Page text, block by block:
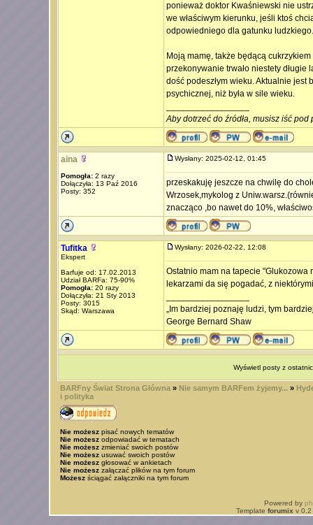
ponieważ doktor Kwaśniewski nie
we właściwym kierunku, jeśli ktoś
odpowiedniego dla gatunku ludzkiego.
Moją mamę, także będącą
przekonywanie trwało niestety długie
dość podeszłym wieku. Aktualnie jest
psychicznej, niż była w sile wieku.
Aby dotrzeć do źródła, musisz iść pod
aina
Pomogła:2 razy
Dołączyła: 13 Paź 2016
Posty: 352
Wysłany: 2025-02-12, 01:45
przeskakuję jeszcze na chwilę do
Wrzosek,mykolog z
znacząco ,bo nawet do 10%,
Tufitka
Ekspert
Barfuje od: 17.02.2013
Udział BARFa: 75-90%
Pomogła:20 razy
Dołączyła: 21 Sty 2013
Posty: 3015
Skąd: Warszawa
Wysłany: 2026-02-22, 12:08
Ostatnio mam na tapecie
lekarzami da się pogadać, z
„Im bardziej poznaję ludzi, tym
George Bernard Shaw
Wyświetl posty z
BARFny Świat Strona Główna» Nie samym BARFem żyjemy... »
i polityka
Nie możeszpisać nowych tematów
Nie możeszodpowiadać w tematach
Nie możeszzmieniać swoich postów
Nie możeszusuwać swoich postów
Nie możeszgłosować w ankietach
Nie możeszzałączać plików na tym forum
Możeszściągać załączniki na tym forum
Powered by
Template forumix v 0.2